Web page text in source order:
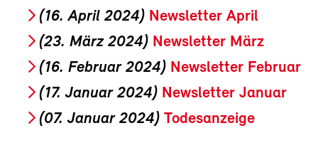
(16. April 2024) Newsletter April
(23. März 2024) Newsletter März
(16. Februar 2024) Newsletter Februar
(17. Januar 2024) Newsletter Januar
(07. Januar 2024) Todesanzeige